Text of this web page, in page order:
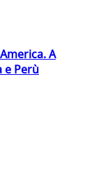
A
e Perù